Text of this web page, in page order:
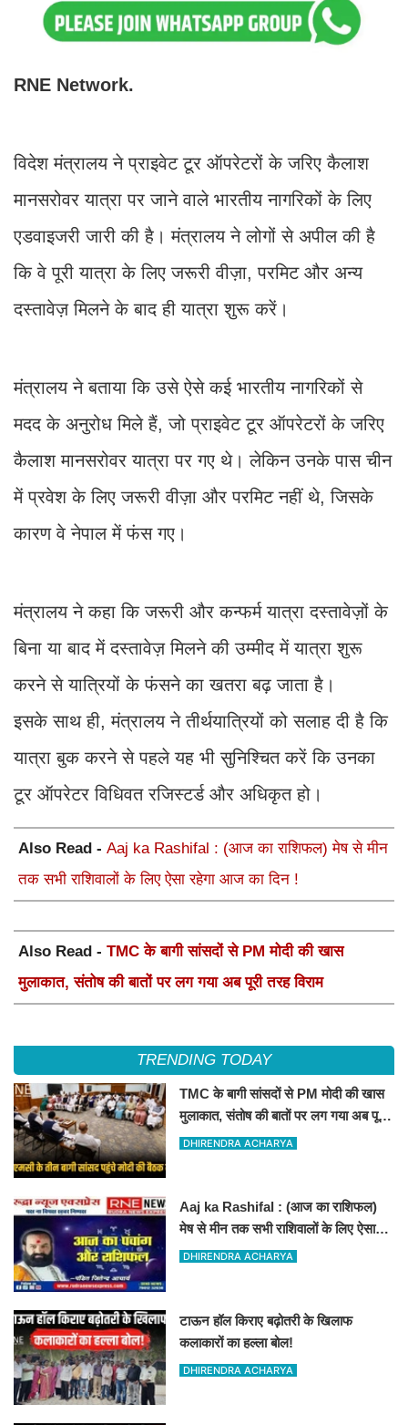
RNE Network.
विदेश मंत्रालय ने प्राइवेट टूर ऑपरेटरों के जरिए कैलाश
मानसरोवर यात्रा पर जाने वाले भारतीय नागरिकों के लिए
एडवाइजरी जारी की है। मंत्रालय ने लोगों से अपील की है
कि वे पूरी यात्रा के लिए जरूरी वीज़ा, परमिट और अन्य
दस्तावेज़ मिलने के बाद ही यात्रा शुरू करें।
मंत्रालय ने बताया कि उसे ऐसे कई भारतीय नागरिकों से
मदद के अनुरोध मिले हैं, जो प्राइवेट टूर ऑपरेटरों के जरिए
कैलाश मानसरोवर यात्रा पर गए थे। लेकिन उनके पास चीन
में प्रवेश के लिए जरूरी वीज़ा और परमिट नहीं थे, जिसके
कारण वे नेपाल में फंस गए।
मंत्रालय ने कहा कि जरूरी और कन्फर्म यात्रा दस्तावेज़ों के
बिना या बाद में दस्तावेज़ मिलने की उम्मीद में यात्रा शुरू
करने से यात्रियों के फंसने का खतरा बढ़ जाता है।
इसके साथ ही, मंत्रालय ने तीर्थयात्रियों को सलाह दी है कि
यात्रा बुक करने से पहले यह भी सुनिश्चित करें कि उनका
टूर ऑपरेटर विधिवत रजिस्टर्ड और अधिकृत हो।
Also Read - Aaj ka Rashifal : (आज का राशिफल) मेष से मीन
तक सभी राशिवालों के लिए ऐसा रहेगा आज का दिन !
Also Read - TMC के बागी सांसदों से PM मोदी की खास
मुलाकात, संतोष की बातों पर लग गया अब पूरी तरह विराम
TRENDING TODAY
TMC के बागी सांसदों से PM मोदी की खास
मुलाकात, संतोष की बातों पर लग गया अब पूरी
तरह विराम
DHIRENDRA ACHARYA
Aaj ka Rashifal : (आज का राशिफल)
मेष से मीन तक सभी राशिवालों के लिए ऐसा
रहेगा आज का दिन !
DHIRENDRA ACHARYA
टाऊन हॉल किराए बढ़ोतरी के खिलाफ
कलाकारों का हल्ला बोल!
DHIRENDRA ACHARYA